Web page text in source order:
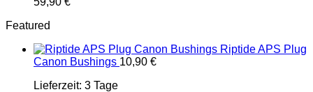
Featured
Riptide APS Plug
Canon Bushings 10,90 €
Lieferzeit: 3 Tage